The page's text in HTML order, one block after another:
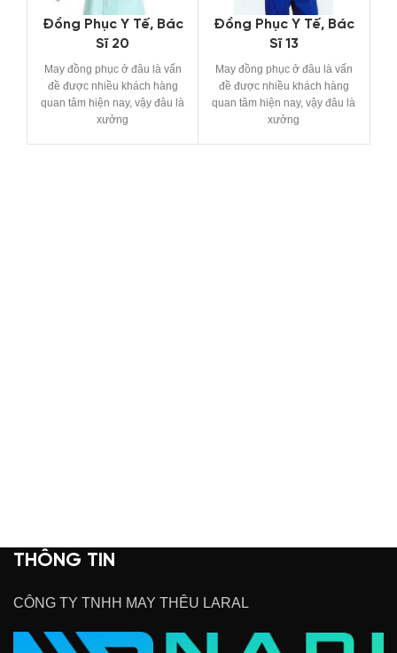
Đồng Phục Y Tế, Bác
Sĩ 20
May đồng phục ở đâu là vấn
đề được nhiều khách hàng
quan tâm hiện nay, vậy đâu là
xưởng
Đồng Phục Y Tế, Bác
Sĩ 13
May đồng phục ở đâu là vấn
đề được nhiều khách hàng
quan tâm hiện nay, vậy đâu là
xưởng
THÔNG TIN
CÔNG TY TNHH MAY THÊU LARAL